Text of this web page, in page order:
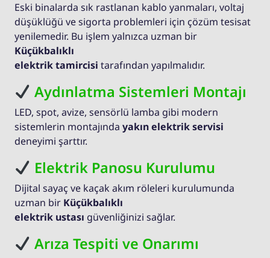
Eski binalarda sık rastlanan kablo yanmaları, voltaj
düşüklüğü ve sigorta problemleri için çözüm tesisat
yenilemedir. Bu işlem yalnızca uzman bir
Küçükbalıklı
elektrik tamircisi tarafından yapılmalıdır.
Aydınlatma Sistemleri Montajı
LED, spot, avize, sensörlü lamba gibi modern
sistemlerin montajında yakın elektrik servisi
deneyimi şarttır.
Elektrik Panosu Kurulumu
Dijital sayaç ve kaçak akım röleleri kurulumunda
uzman bir Küçükbalıklı
elektrik ustası güvenliğinizi sağlar.
Arıza Tespiti ve Onarımı